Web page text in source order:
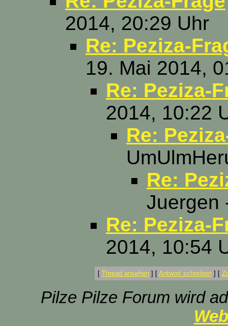
2014, 20:29 Uhr
Re: Peziza-
19. Mai 2014,
Re: Peziza-
2014, 10:22
Re:
Re:
Juergen
Re: Peziza-
2014, 10:54
[ Thread ansehen] [ Antwort schreiben] [
Pilze Pilze Forum wird